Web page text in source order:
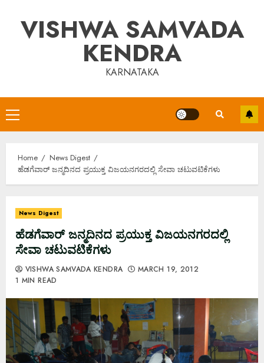
contentVISHWA SAMVADA
KENDRA
KARNATAKA
Primary
Menu
Home
News Digest
ಹೆಡಗೆವಾರ್ ಜನ್ಮದಿನದ ಪ್ರಯುಕ್ತ ವಿಜಯನಗರದಲ್ಲಿ ಸೇವಾ ಚಟುವಟಿಕೆಗಳು
News Digest
ಹೆಡಗೆವಾರ್ ಜನ್ಮದಿನದ ಪ್ರಯುಕ್ತ ವಿಜಯನಗರದಲ್ಲಿ
ಸೇವಾ ಚಟುವಟಿಕೆಗಳು
VISHWA SAMVADA KENDRA
MARCH 19, 2012
1 MIN READ